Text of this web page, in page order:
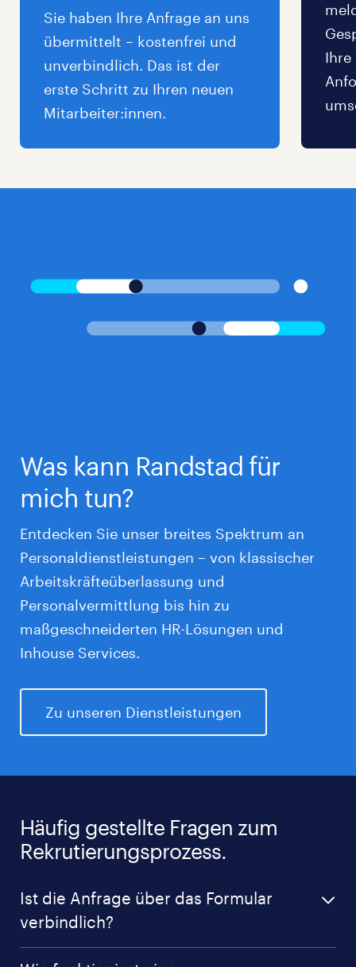
Sie haben Ihre Anfrage an uns
übermittelt – kostenfrei und
unverbindlich. Das ist der
erste Schritt zu Ihren neuen
Mitarbeiter:innen.
Ihre
Was kann Randstad für
mich tun?
Entdecken Sie unser breites Spektrum an
Personaldienstleistungen – von klassischer
Arbeitskräfteüberlassung und
Personalvermittlung bis hin zu
maßgeschneiderten HR-Lösungen und
Inhouse Services.
Zu unseren Dienstleistungen
Häufig gestellte Fragen zum
Rekrutierungsprozess.
Ist die Anfrage über das Formular
verbindlich?